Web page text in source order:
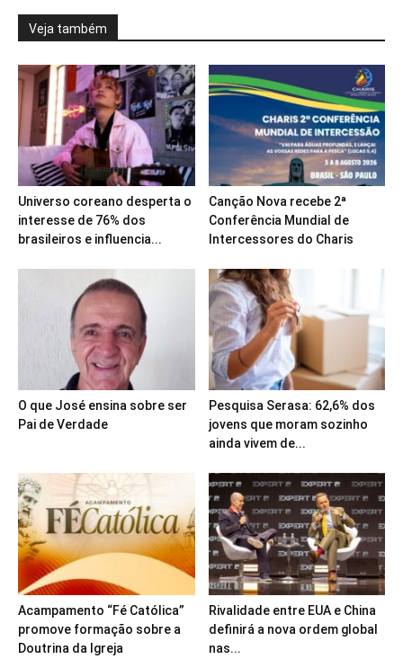
Veja também
Universo coreano desperta o
interesse de 76% dos
brasileiros e influencia...
Canção Nova recebe 2ª
Conferência Mundial de
Intercessores do Charis
O que José ensina sobre ser
Pai de Verdade
Pesquisa Serasa: 62,6% dos
jovens que moram sozinho
ainda vivem de...
Acampamento “Fé Católica”
promove formação sobre a
Doutrina da Igreja
Rivalidade entre EUA e China
definirá a nova ordem global
nas...